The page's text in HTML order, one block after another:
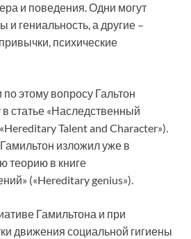
и поведения. Одни могут
и гениальность, а другие –
психические
этому вопросу Гальтон
статье «Наследственный
Talent and Character»).
изложил уже в
теорию в книге
(«Hereditary genius»).
Гамильтона и при
движения социальной гигиены